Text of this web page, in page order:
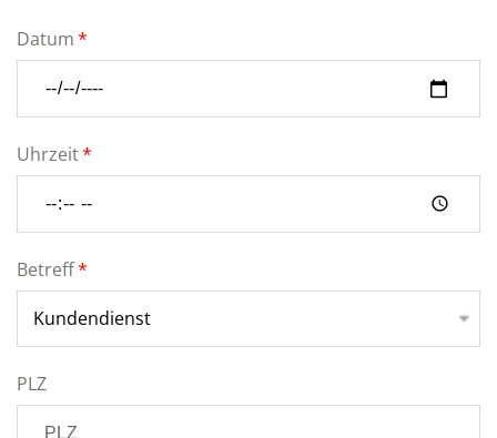
Datum
Uhrzeit
Betreff
PLZ